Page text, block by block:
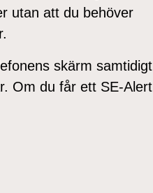
utan att du behöver
skärm samtidigt
Om du får ett SE-Alert